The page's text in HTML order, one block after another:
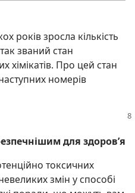
років зросла кількість
званий стан
хімікатів. Про цей стан
номерів
для здоров’я
токсичних
змін у способі